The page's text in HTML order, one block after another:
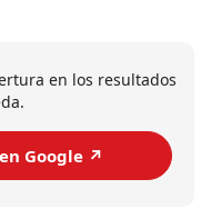
en los resultados
Google ↗️